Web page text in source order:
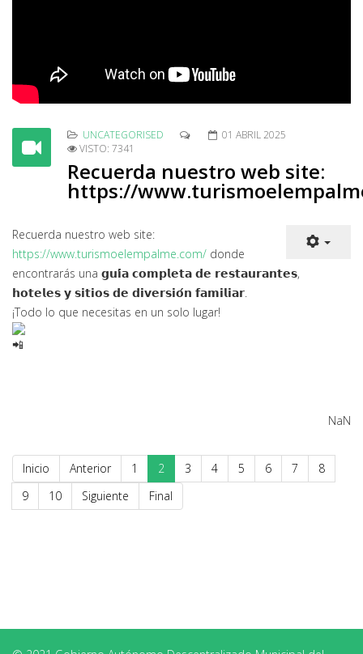
UNCATEGORISED
01 ABRIL 2025
VISTO: 7341
Recuerda nuestro web site:
https://
Recuerda nuestro web site:
https://www.turismoelempalme.com/ donde
encontrarás una 𝗴𝘂𝗶́𝗮 𝗰𝗼𝗺𝗽𝗹𝗲𝘁𝗮 𝗱𝗲 𝗿𝗲𝘀𝘁𝗮𝘂𝗿𝗮𝗻𝘁𝗲𝘀,
𝗵𝗼𝘁𝗲𝗹𝗲𝘀 𝘆 𝘀𝗶𝘁𝗶𝗼𝘀 𝗱𝗲 𝗱𝗶𝘃𝗲𝗿𝘀𝗶𝗼́𝗻 𝗳𝗮𝗺𝗶𝗹𝗶𝗮𝗿.
¡Todo lo que necesitas en un solo lugar!
NaN
Inicio Anterior 1 2 3 4 5 6 7
8
9
10 Siguiente Final